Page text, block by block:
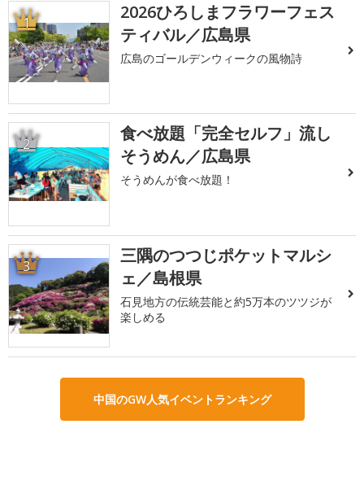
1
2026ひろしまフラワーフェス
ティバル／広島県
広島のゴールデンウィークの風物詩
2
食べ放題「完全セルフ」流し
そうめん／広島県
そうめんが食べ放題！
3
三隅のつつじポケットマルシ
ェ／島根県
石見地方の伝統芸能と約5万本のツツジが
楽しめる
中国のGW人気イベントランキング